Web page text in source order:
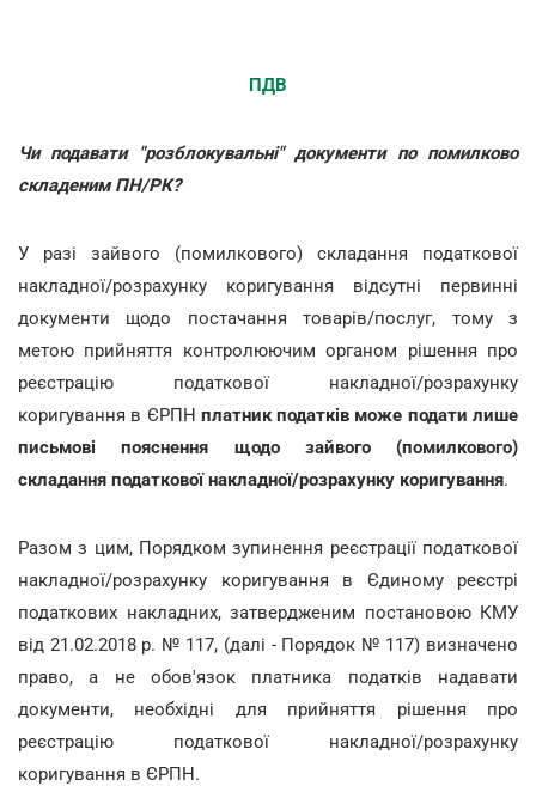
ПДВ
Чи подавати "розблокувальні" документи по помилково
складеним ПН/РК?
У разі зайвого (помилкового) складання податкової
накладної/розрахунку коригування відсутні первинні
документи щодо постачання товарів/послуг, тому з
метою прийняття контролюючим органом рішення про
реєстрацію податкової накладної/розрахунку
коригування в ЄРПН платник податків може подати лише
письмові пояснення щодо зайвого (помилкового)
складання податкової накладної/розрахунку коригування.
Разом з цим, Порядком зупинення реєстрації податкової
накладної/розрахунку коригування в Єдиному реєстрі
податкових накладних, затвердженим постановою КМУ
від 21.02.2018 р. № 117, (далі - Порядок № 117) визначено
право, а не обов'язок платника податків надавати
документи, необхідні для прийняття рішення про
реєстрацію податкової накладної/розрахунку
коригування в ЄРПН.